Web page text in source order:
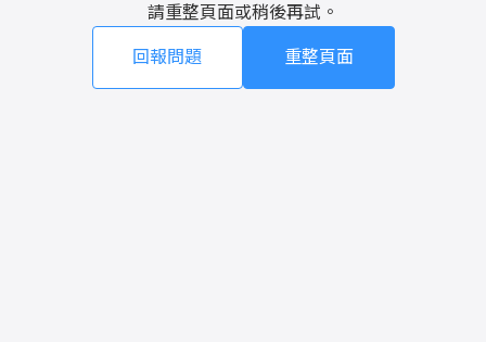
請重整頁面或稍後再試。
回報問題 重整頁面